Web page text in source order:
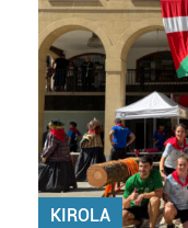
KIROLA